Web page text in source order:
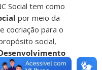
Social tem como
por meio da
cocriação para o
social,
das Nações